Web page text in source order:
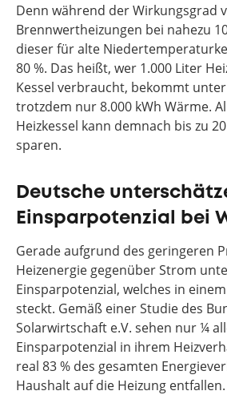
Denn während der Wirkungsgrad
Brennwertheizungen bei nahezu
dieser für alte
80 %. Das heißt, wer 1.000 Liter
Kessel verbraucht, bekommt
trotzdem nur 8.000 kWh Wärme.
Heizkessel kann demnach bis zu
sparen.
Deutsche
Einsparpotenzial bei
Gerade aufgrund des geringeren
Heizenergie gegenüber Strom
Einsparpotenzial, welches in
steckt. Gemäß einer Studie des
Solarwirtschaft e.V. sehen nur ¼
Einsparpotenzial in ihrem
real 83 % des gesamten
Haushalt auf die Heizung entfallen.